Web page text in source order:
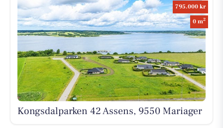
795.000 kr
0 m2
Kongsdalparken 42 Assens, 9550 Mariager